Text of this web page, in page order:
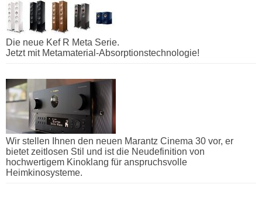
Die neue Kef R Meta Serie.
Jetzt mit Metamaterial-Absorptionstechnologie!
Wir stellen Ihnen den neuen Marantz Cinema 30 vor, er
bietet zeitlosen Stil und ist die Neudefinition von
hochwertigem Kinoklang für anspruchsvolle
Heimkinosysteme.